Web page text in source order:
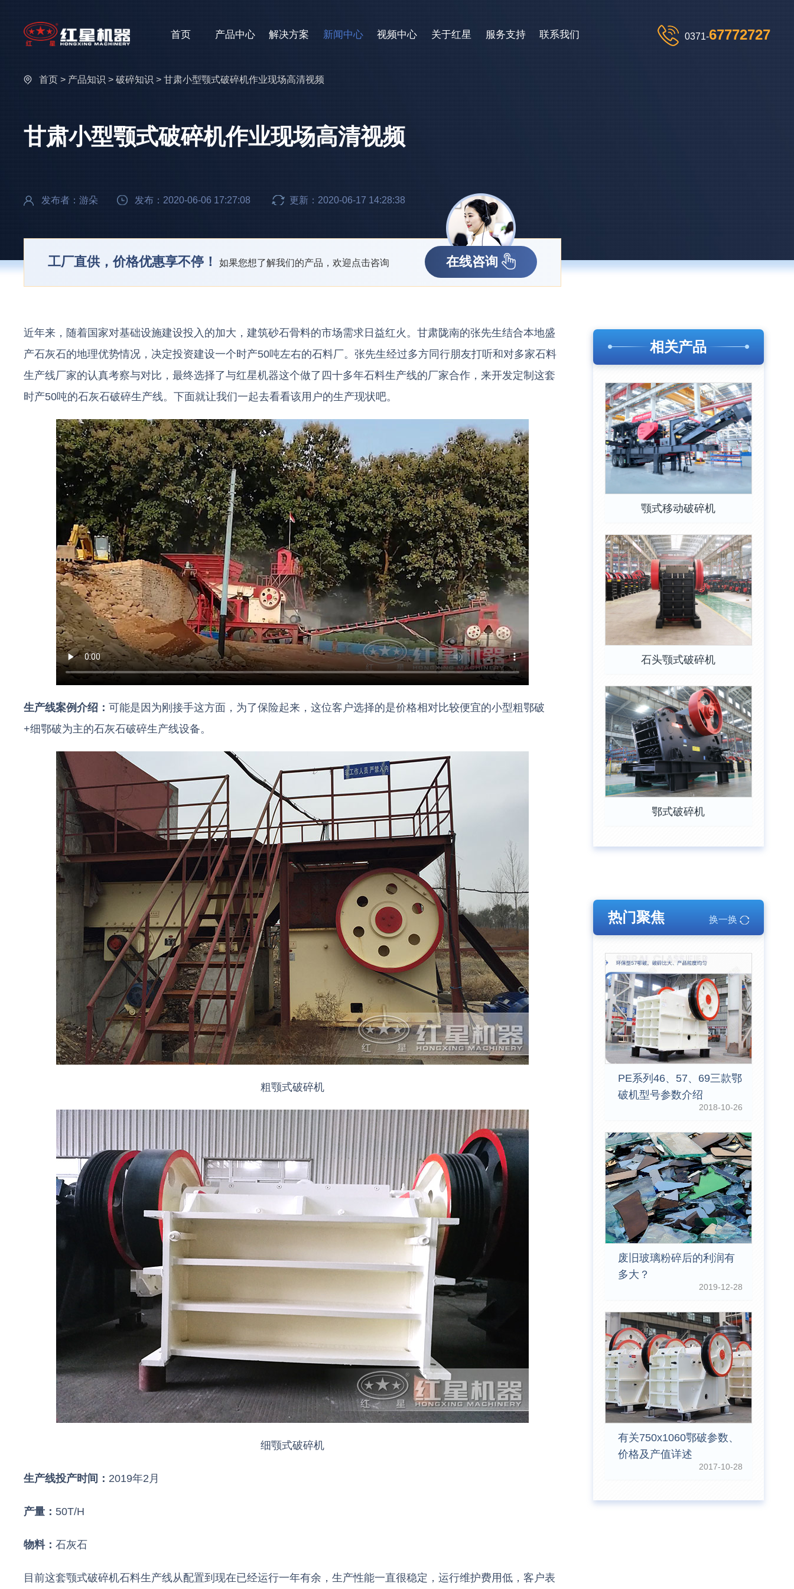
首页 产品中心 解决方案 新闻中心 视频中心 关于红星 服务支持 联系我们 0371-67772727
首页 > 产品知识 >破碎知识 > 甘肃小型颚式破碎机作业现场高清视频
甘肃小型颚式破碎机作业现场高清视频
发布者：游朵 发布：2020-06-06 17:27:08 更新：2020-06-17 14:28:38
工厂直供，价格优惠享不停！ 如果您想了解我们的产品，欢迎点击咨询 在线咨询
近年来，随着国家对基础设施建设投入的加大，建筑砂石骨料的市场需求日益红火。甘肃陇南的张先生结合本地盛
产石灰石的地理优势情况，决定投资建设一个时产50吨左右的石料厂。张先生经过多方同行朋友打听和对多家石料
生产线厂家的认真考察与对比，最终选择了与红星机器这个做了四十多年石料生产线的厂家合作，来开发定制这套
时产50吨的石灰石破碎生产线。下面就让我们一起去看看该用户的生产现状吧。
生产线案例介绍：可能是因为刚接手这方面，为了保险起来，这位客户选择的是价格相对比较便宜的小型粗鄂破
+细鄂破为主的石灰石破碎生产线设备。
粗颚式破碎机
细颚式破碎机
生产线投产时间： 2019年2月
产量： 50T/H
物料：石灰石
目前这套颚式破碎机石料生产线从配置到现在已经运行一年有余，生产性能一直很稳定，运行维护费用低，客户表
相关产品
颚式移动破碎机
石头颚式破碎机
鄂式破碎机
热门聚焦 换一换
PE系列46、57、69三款鄂
破机型号参数介绍
2018-10-26
废旧玻璃粉碎后的利润有
多大？
2019-12-28
有关750x1060鄂破参数、
价格及产值详述
2017-10-28